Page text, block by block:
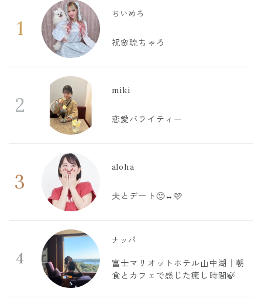
1
ちいめろ
祝🌸琉ちゃろ
2
miki
恋愛バライティー
3
aloha
夫とデート🙂‍↔️🩷
4
ナッパ
富士マリオットホテル山中湖｜朝
食とカフェで感じた癒し時間🍃